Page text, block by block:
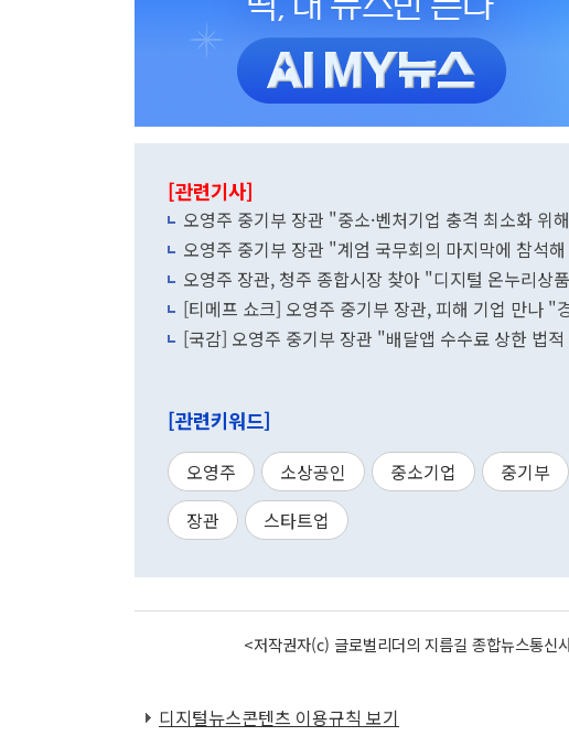
[관련기사]
오영주 중기부 장관 "중소·벤처기업 충격 최소화 위
오영주 중기부 장관 "계엄 국무회의 마지막에 참석
오영주 장관, 청주 종합시장 찾아 "디지털 온누리상
[티메프 쇼크] 오영주 중기부 장관, 피해 기업 만나 "
[국감] 오영주 중기부 장관 "배달앱 수수료 상한 법
[관련키워드]
오영주 소상공인 중소기업 중기부
장관
스타트업
<저작권자(c) 글로벌리더의 지름길 종합뉴스통
디지털뉴스콘텐츠 이용규칙 보기